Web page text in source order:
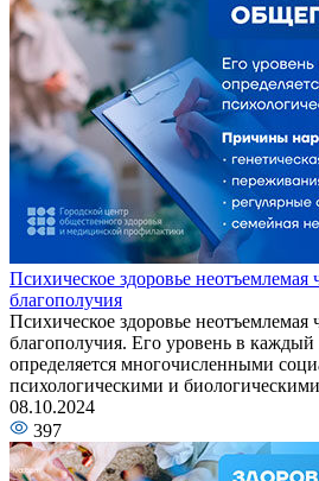
Психическое здоровье неотъемлемая
благополучия
Психическое здоровье неотъемлемая
благополучия. Его уровень в
определяется многочисленными
психологическими и
08.10.2024
397